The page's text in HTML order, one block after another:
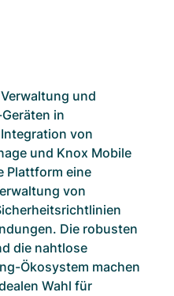
und
in
von
und Knox Mobile
Plattform eine
von
Die robusten
die nahtlose
Ökosystem machen
Wahl für